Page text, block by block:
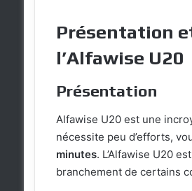
Présentation
l’Alfawise U20
Présentation
Alfawise U20 est une
nécessite peu d’efforts,
minutes. L’Alfawise U20
branchement de certains